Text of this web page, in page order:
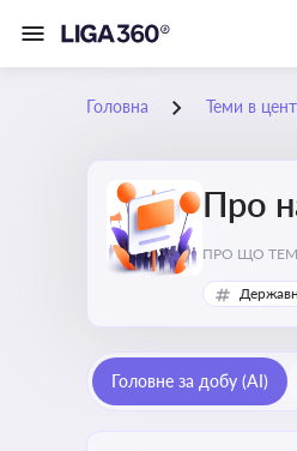
Головна Теми в
Про
ПРО ЩО
Головне за добу (AI)